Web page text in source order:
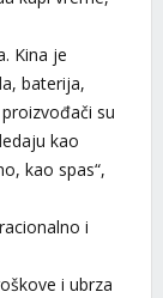
Kina je
baterija,
su
kao
kao spas“,
i
i ubrza